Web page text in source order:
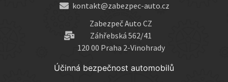
kontakt@zabezpec-auto.cz
Zabezpeč Auto CZ
Záhřebská 562/41
120 00 Praha 2-Vinohrady
Účinná bezpečnost automobilů